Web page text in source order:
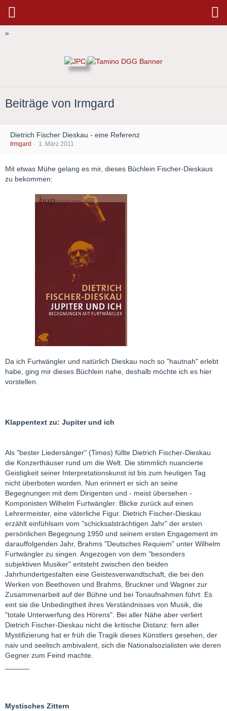
»
Beiträge von Irmgard
Dietrich Fischer Dieskau - eine Referenz
Irmgard 1. März 2011
Mit etwas Mühe gelang es mir, dieses Büchlein Fischer-Dieskaus
zu bekommen:
Da ich Furtwängler und natürlich Dieskau noch so "hautnah" erlebt
habe, ging mir dieses Büchlein nahe, deshalb möchte ich es hier
vorstellen.
Klappentext zu: Jupiter und ich
Als "bester Liedersänger" (Times) füllte Dietrich Fischer-Dieskau
die Konzerthäuser rund um die Welt. Die stimmlich nuancierte
Geistigkeit seiner Interpretationskunst ist bis zum heutigen Tag
nicht überboten worden. Nun erinnert er sich an seine
Begegnungen mit dem Dirigenten und - meist übersehen -
Komponisten Wilhelm Furtwängler: Blicke zurück auf einen
Lehrermeister, eine väterliche Figur. Dietrich Fischer-Dieskau
erzählt einfühlsam vom "schicksalsträchtigen Jahr" der ersten
persönlichen Begegnung 1950 und seinem ersten Engagement im
darauffolgenden Jahr, Brahms "Deutsches Requiem" unter Wilhelm
Furtwängler zu singen. Angezogen von dem "besonders
subjektiven Musiker" entsteht zwischen den beiden
Jahrhundertgestalten eine Geistesverwandtschaft, die bei den
Werken von Beethoven und Brahms, Bruckner und Wagner zur
Zusammenarbeit auf der Bühne und bei Tonaufnahmen führt. Es
eint sie die Unbedingtheit ihres Verständnisses von Musik, die
"totale Unterwerfung des Hörens". Bei aller Nähe aber verliert
Dietrich Fischer-Dieskau nicht die kritische Distanz: fern aller
Mystifizierung hat er früh die Tragik dieses Künstlers gesehen, der
naiv und seelisch ambivalent, sich die Nationalsozialisten wie deren
Gegner zum Feind machte.
Mystisches Zittern